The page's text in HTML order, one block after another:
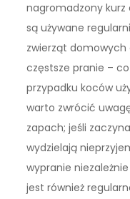
nagromadzony kurz
są używane
zwierząt domowych
częstsze pranie –
przypadku koców
warto zwrócić
zapach; jeśli
wydzielają
wypranie
jest również